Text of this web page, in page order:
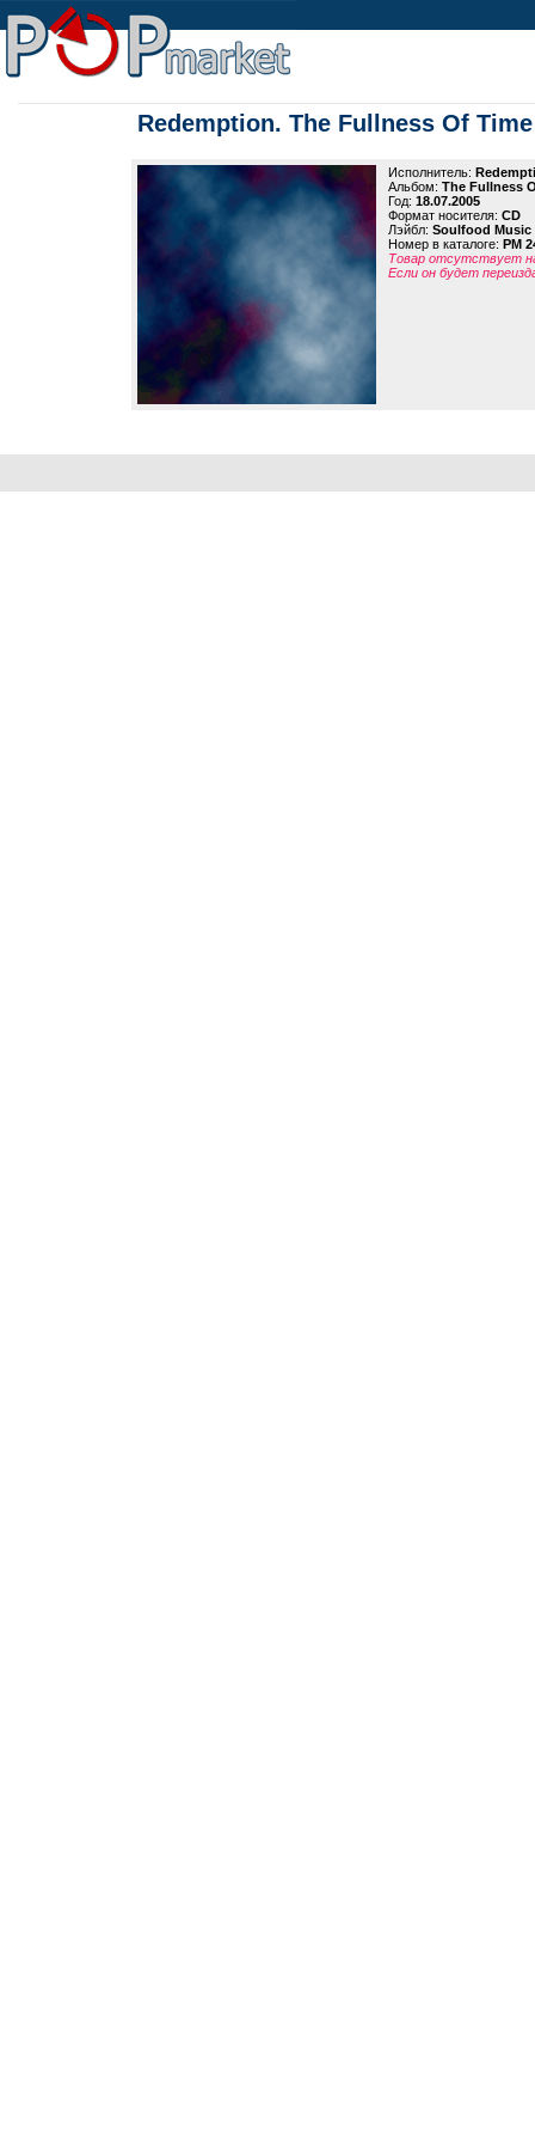
Redemption. The Fullness Of Time
Исполнитель:
Альбом: The Fullness
Год: 18.07.2005
Формат носителя: CD
Лэйбл: Soulfood
Номер в каталоге: PM
Товар отсутствует
Если он будет